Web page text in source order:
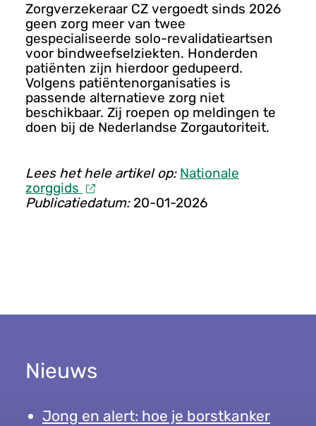
Zorgverzekeraar CZ vergoedt sinds 2026
geen zorg meer van twee
gespecialiseerde solo-revalidatieartsen
voor bindweefselziekten. Honderden
patiënten zijn hierdoor gedupeerd.
Volgens patiëntenorganisaties is
passende alternatieve zorg niet
beschikbaar. Zij roepen op meldingen te
doen bij de Nederlandse Zorgautoriteit.
Lees het hele artikel op: Nationale
zorggids
Publicatiedatum: 20-01-2026
Nieuws
Jong en alert: hoe je borstkanker